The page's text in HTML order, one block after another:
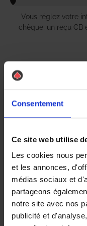
Consentement
Ce site web utilise
Les cookies nous
et les annonces,
médias sociaux et
partageons
notre site avec nos
publicité et
Vous réglez votre
chèque, un reçu CB
Vous évaluez la
Vous recevez une
Nous
À Château-Gontier-